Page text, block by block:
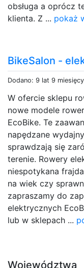
obsługa a oprócz
klienta. Z ... pokaż
BikeSalon -
Dodano: 9 lat 9
W ofercie sklepu
nowe modele
EcoBike. Te
napędzane
sprawdzają się
terenie. Rowery
niespotykana
na wiek czy
zapraszamy do
elektrycznych
lub w sklepach ...
Województwa